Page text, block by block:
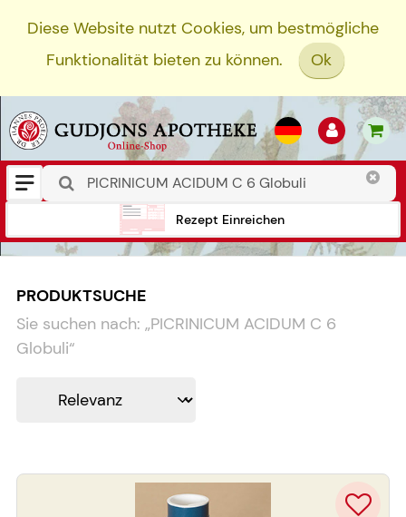
Diese Website nutzt Cookies, um bestmögliche
Funktionalität bieten zu können.
Ok
Rezept Einreichen
PRODUKTSUCHE
Sie suchen nach: „PICRINICUM ACIDUM C 6
Globuli“